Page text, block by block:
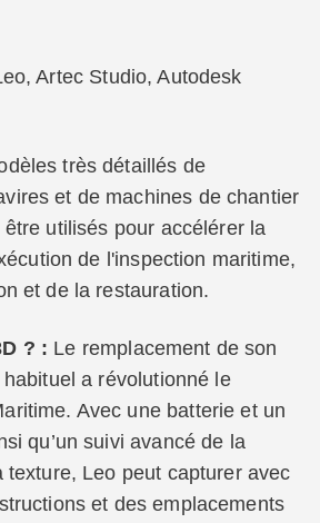
Artec Studio, Autodesk
très détaillés de
et de machines de chantier
utilisés pour accélérer la
de l'inspection maritime,
et de la restauration.
? : Le remplacement de son
a révolutionné le
Avec une batterie et un
qu’un suivi avancé de la
texture, Leo peut capturer avec
et des emplacements